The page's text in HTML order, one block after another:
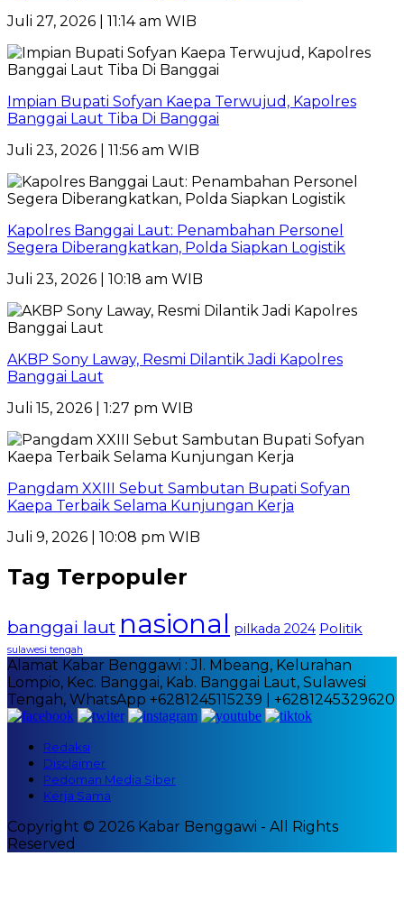
Juli 27, 2026 | 11:14 am WIB
Impian Bupati Sofyan Kaepa Terwujud, Kapolres
Banggai Laut Tiba Di Banggai
Juli 23, 2026 | 11:56 am WIB
Kapolres Banggai Laut: Penambahan Personel
Segera Diberangkatkan, Polda Siapkan Logistik
Juli 23, 2026 | 10:18 am WIB
AKBP Sony Laway, Resmi Dilantik Jadi Kapolres
Banggai Laut
Juli 15, 2026 | 1:27 pm WIB
Pangdam XXIII Sebut Sambutan Bupati Sofyan
Kaepa Terbaik Selama Kunjungan Kerja
Juli 9, 2026 | 10:08 pm WIB
Tag Terpopuler
banggai laut nasional pilkada 2024 Politik
sulawesi tengah
Alamat Kabar Benggawi : Jl. Mbeang, Kelurahan
Lompio, Kec. Banggai, Kab. Banggai Laut, Sulawesi
Tengah, WhatsApp +6281245115239 | +6281245329620
Redaksi
Disclaimer
Pedoman Media Siber
Kerja Sama
Copyright © 2026 Kabar Benggawi - All Rights
Reserved